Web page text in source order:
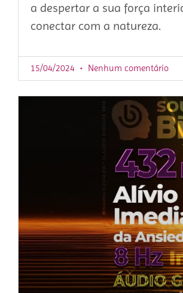
a despertar a sua força
conectar com a natureza.
15/04/2024 Nenhum comentário